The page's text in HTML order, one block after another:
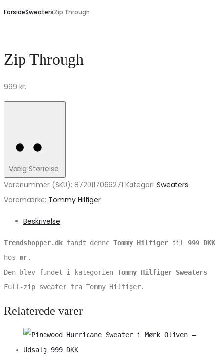
ForsideSweatersZip Through
Zip Through
999 kr.
Vælg Størrelse
Varenummer (SKU): 8720117066271 Kategori: Sweaters
Varemærke: Tommy Hilfiger
Beskrivelse
Trendshopper.dk fandt denne Tommy Hilfiger til 999 DKK
hos mr.
Den blev fundet i kategorien Tommy Hilfiger Sweaters
Full-zip sweater fra Tommy Hilfiger.
Relaterede varer